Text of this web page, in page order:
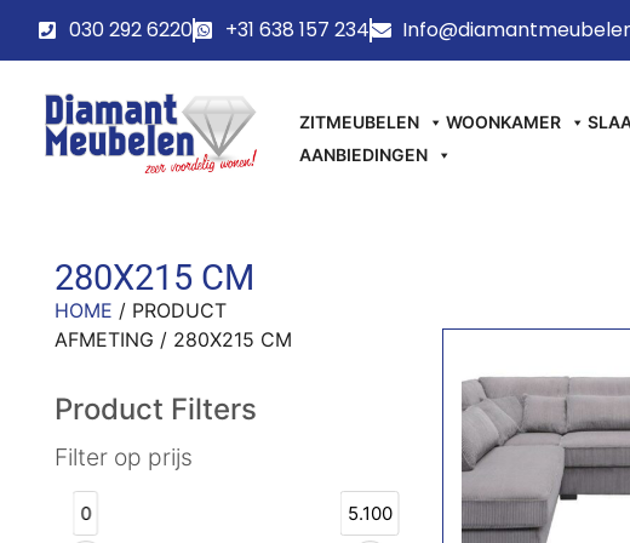
030 292 6220 +31 638 157 234
ZITMEUBELEN WOONKAMER
AANBIEDINGEN
280X215 CM
HOME / PRODUCT
AFMETING / 280X215 CM
Product Filters
Filter op prijs
0 5.100